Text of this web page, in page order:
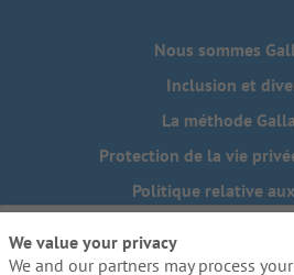
Nous sommes
Inclusion et
La méthode
Protection de la vie
Politique relative
Besoin de mesures
We value your privacy
We and our partners may process